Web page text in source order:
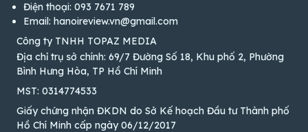
Điện thoại: 093 7671 789
Email: hanoireview.vn@gmail.com
Công ty TNHH TOPAZ MEDIA
Địa chỉ trụ sở chính: 69/7 Đường Số 18, Khu phố 2, Phường
Bình Hưng Hòa, TP Hồ Chí Minh
MST: 0314774533
Giấy chứng nhận ĐKDN do Sở Kế hoạch Đầu tư Thành phố
Hồ Chí Minh cấp ngày 06/12/2017